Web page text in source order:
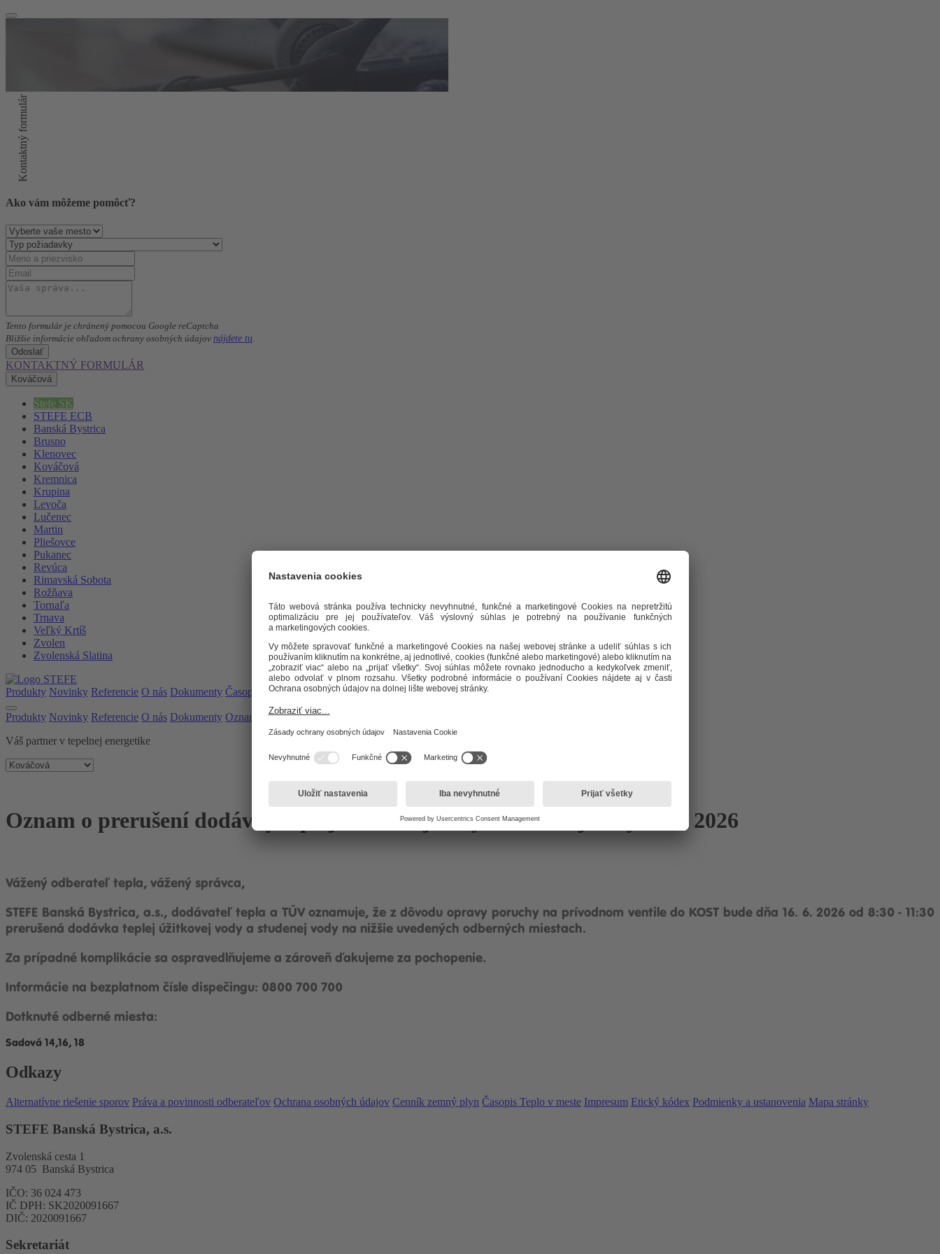
Kontaktný formulár
Ako vám môžeme pomôcť?
Tento formulár je chránený pomocou Google reCaptcha
Bližšie informácie ohľadom ochrany osobných údajov nájdete tu
Odoslať
KONTAKTNÝ FORMULÁR
Kováčová
Stefe SK
STEFE ECB
Banská Bystrica
Brusno
Klenovec
Kováčová
Kremnica
Krupina
Levoča
Lučenec
Martin
Pliešovce
Pukanec
Revúca
Rimavská Sobota
Rožňava
Tornaľa
Trnava
Veľký Krtíš
Zvolen
Zvolenská Slatina
Produkty Novinky Referencie O nás Dokumenty Časopis Oznamy
Produkty Novinky Referencie O nás Dokumenty Oznamy
Časopis
Váš partner v tepelnej energetike
Oznam o prerušení dodávky teplej úžitkovej vody a studenej vody16. 6. 2026
Vážený odberateľ tepla, vážený správca,
STEFE Banská Bystrica, a.s., dodávateľ tepla a TÚV oznamuje, že z dôvodu opravy poruchy na prívodnom ventile do KOST bude dňa 16. 6. 2026 od 8:30 - 11:30
prerušená dodávka teplej úžitkovej vody a studenej vody na nižšie uvedených odberných miestach.
Za prípadné komplikácie sa ospravedlňujeme a zároveň ďakujeme za pochopenie.
Informácie na bezplatnom čísle dispečingu: 0800 700 700
Dotknuté odberné miesta:
Sadová 14,16, 18
Odkazy
Alternatívne riešenie sporov Práva a povinnosti odberateľov Ochrana osobných údajov Cenník zemný plyn Časopis Teplo v meste Impresum Etický kódex Podmienky a ustanovenia Mapa stránky
STEFE Banská Bystrica, a.s.
Zvolenská cesta 1
974 05 Banská Bystrica
IČO: 36 024 473
IČ DPH: SK2020091667
DIČ: 2020091667
Sekretariát